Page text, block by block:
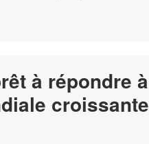
à répondre à
croissante